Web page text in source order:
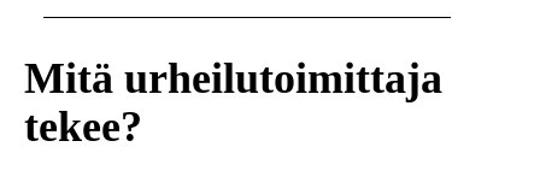
Mitä urheilutoimittaja
tekee?